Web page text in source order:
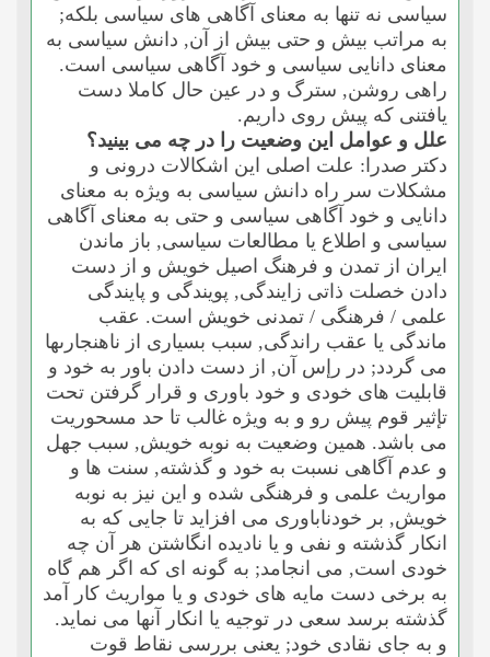
سیاسى نه تنها به معناى آگاهى هاى سیاسى بلکه;
به مراتب بیش و حتى بیش از آن, دانش سیاسى به
معناى دانایى سیاسى و خود آگاهى سیاسى است.
راهى روشن, سترگ و در عین حال کاملا دست
یافتنى که پیش روى داریم.
علل و عوامل این وضعیت را در چه مى بینید؟
دکتر صدرا: علت اصلى این اشکالات درونى و
مشکلات سر راه دانش سیاسى به ویژه به معناى
دانایى و خود آگاهى سیاسى و حتى به معناى آگاهى
سیاسى و اطلاع یا مطالعات سیاسى, باز ماندن
ایران از تمدن و فرهنگ اصیل خویش و از دست
دادن خصلت ذاتى زایندگى, پویندگى و پایندگى
علمى / فرهنگى / تمدنى خویش است. عقب
ماندگى یا عقب راندگى, سبب بسیارى از ناهنجارىها
مى گردد; در رإس آن, از دست دادن باور به خود و
قابلیت هاى خودى و خود باورى و قرار گرفتن تحت
تإثیر قوم پیش رو و به ویژه غالب تا حد مسحوریت
مى باشد. همین وضعیت به نوبه خویش, سبب جهل
و عدم آگاهى نسبت به خود و گذشته, سنت ها و
مواریث علمى و فرهنگى شده و این نیز به نوبه
خویش, بر خودناباورى مى افزاید تا جایى که به
انکار گذشته و نفى و یا نادیده انگاشتن هر آن چه
خودى است, مى انجامد; به گونه اى که اگر هم گاه
به برخى دست مایه هاى خودى و یا مواریث کار آمد
گذشته برسد سعى در توجیه یا انکار آنها مى نماید.
و به جاى نقادى خود; یعنى بررسى نقاط قوت